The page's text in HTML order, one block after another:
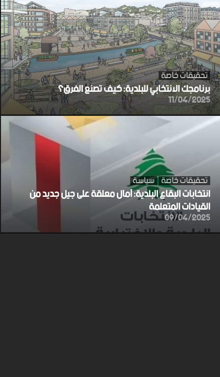
تحقيقات خاصة
برنامجك الانتخابي للبلدية: كيف تصنع الفرق؟
11/04/2025
تحقيقات خاصة سياسة
انتخابات البقاع البلدية: آمال معلقة على جيل جديد من
القيادات المتعلمة
09/04/2025